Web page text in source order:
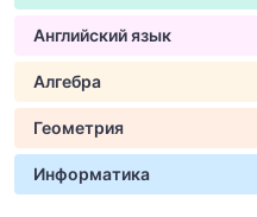
Английский язык
Алгебра
Геометрия
Информатика